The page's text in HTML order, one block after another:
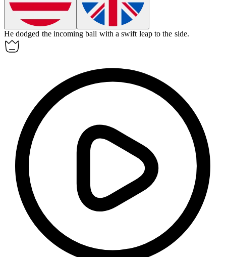
Hedodged the incoming ball with a swift leap to the side.